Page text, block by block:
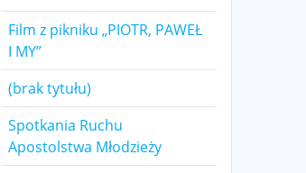
Film z pikniku „PIOTR, PAWEŁ
I MY”
(brak tytułu)
Spotkania Ruchu
Apostolstwa Młodzieży